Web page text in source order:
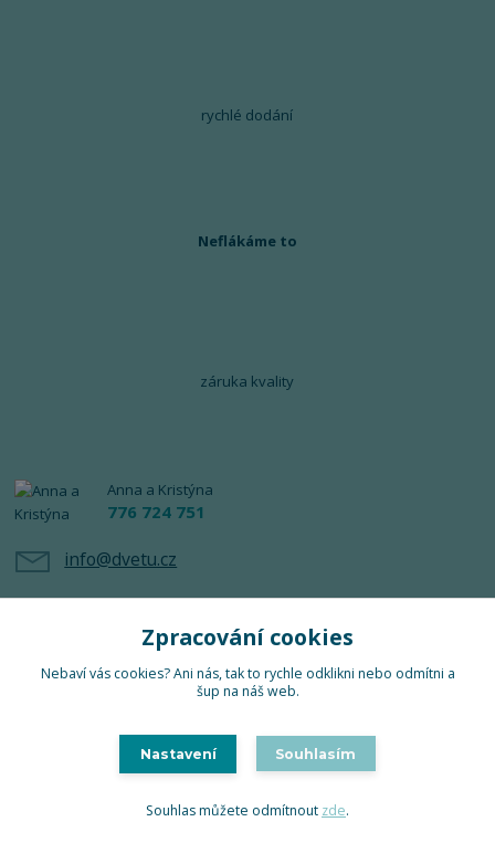
rychlé dodání
Neflákáme to
záruka kvality
Anna a Kristýna
776 724 751
info@dvetu.cz
Vytvořeno na
Eshop-rychle.cz
Zpracování cookies
Nebaví vás cookies? Ani nás, tak to rychle odklikni nebo odmítni a
šup na náš web.
Nastavení Souhlasím
Souhlas můžete odmítnout zde.